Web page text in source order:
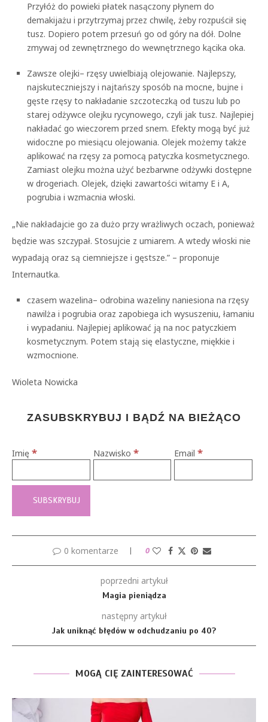
Przyłóż do powieki płatek nasączony płynem do
demakijażu i przytrzymaj przez chwilę, żeby rozpuścił się
tusz. Dopiero potem przesuń go od góry na dół. Dolne
zmywaj od zewnętrznego do wewnętrznego kącika oka.
Zawsze olejki– rzęsy uwielbiają olejowanie. Najlepszy,
najskuteczniejszy i najtańszy sposób na mocne, bujne i
gęste rzęsy to nakładanie szczoteczką od tuszu lub po
starej odżywce olejku rycynowego, czyli jak tusz. Najlepiej
nakładać go wieczorem przed snem. Efekty mogą być już
widoczne po miesiącu olejowania. Olejek możemy także
aplikować na rzęsy za pomocą patyczka kosmetycznego.
Zamiast olejku można użyć bezbarwne odżywki dostępne
w drogeriach. Olejek, dzięki zawartości witamy E i A,
pogrubia i wzmacnia włoski.
„Nie nakładajcie go za dużo przy wrażliwych oczach, ponieważ
będzie was szczypał. Stosujcie z umiarem. A wtedy włoski nie
wypadają oraz są ciemniejsze i gęstsze.” – proponuje
Internautka.
czasem wazelina– odrobina wazeliny naniesiona na rzęsy
nawilża i pogrubia oraz zapobiega ich wysuszeniu, łamaniu
i wypadaniu. Najlepiej aplikować ją na noc patyczkiem
kosmetycznym. Potem stają się elastyczne, miękkie i
wzmocnione.
Wioleta Nowicka
ZASUBSKRYBUJ I BĄDŹ NA BIEŻĄCO
Imię * Nazwisko * Email*
0 komentarze 0
poprzedni artykuł
Magia pieniądza
następny artykuł
Jak uniknąć błędów w odchudzaniu po 40?
MOGĄ CIĘ ZAINTERESOWAĆ